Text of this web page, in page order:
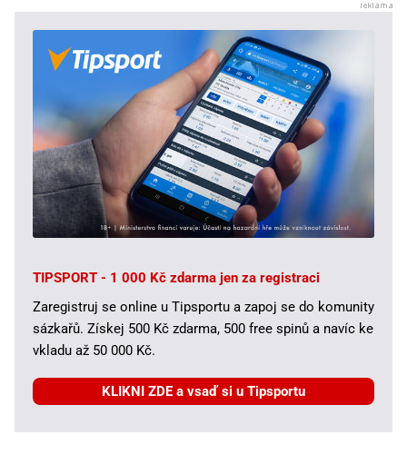
TIPSPORT - 1 000 Kč zdarma jen za registraci
Zaregistruj se online u Tipsportu a zapoj se do komunity
sázkařů. Získej 500 Kč zdarma, 500 free spinů a navíc ke
vkladu až 50 000 Kč.
KLIKNI ZDE a vsaď si u Tipsportu